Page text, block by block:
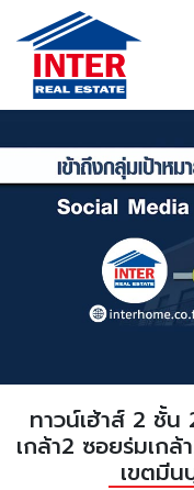
ทาวน์เฮ้าส์ 2 ชั้น
เกล้า2 ซอยร่มเก
เขตมีน